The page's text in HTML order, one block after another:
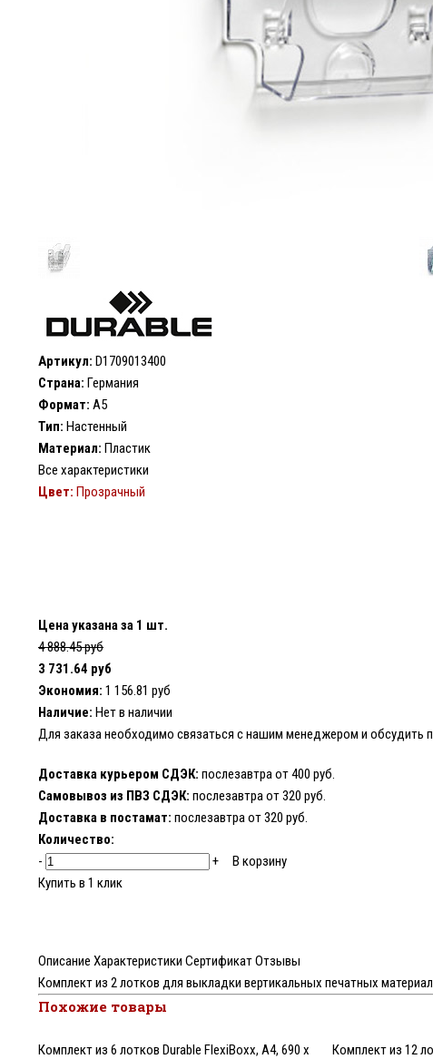
Артикул: D1709013400
Страна: Германия
Формат: А5
Тип: Настенный
Материал: Пластик
Все характеристики
Цвет: Прозрачный
Цена указана за 1 шт.
4 888.45 руб
3 731.64 руб
Экономия: 1 156.81 руб
Наличие: Нет в наличии
Для заказа необходимо связаться с нашим менеджером и обсудить
Доставка курьером СДЭК: послезавтра от 400 руб.
Самовывоз из ПВЗ СДЭК: послезавтра от 320 руб.
Доставка в постамат: послезавтра от 320 руб.
Количество:
-
+
В корзину
Купить в 1 клик
Описание Характеристики СертификатОтзывы
Комплект из 2 лотков для выкладки вертикальных печатных
Похожие товары
Комплект из 6 лотков Durable FlexiBoxx, A4, 690 x Комплект из 12